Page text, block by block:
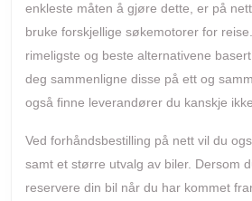
enkleste måten å gjøre dette, er på
bruke forskjellige søkemotorer for
rimeligste og beste alternativene
deg sammenligne disse på ett og
også finne leverandører du kanskje
Ved forhåndsbestilling på nett vil du
samt et større utvalg av biler. Dersom
reservere din bil når du har kommet